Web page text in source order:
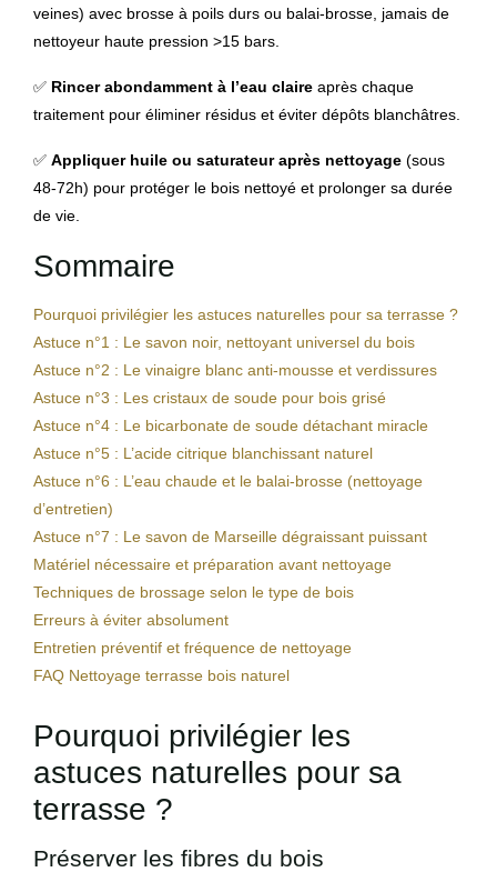
veines) avec brosse à poils durs ou balai-brosse, jamais de
nettoyeur haute pression >15 bars.
✅ Rincer abondamment à l’eau claire après chaque
traitement pour éliminer résidus et éviter dépôts blanchâtres.
✅ Appliquer huile ou saturateur après nettoyage (sous
48-72h) pour protéger le bois nettoyé et prolonger sa durée
de vie.
Sommaire
Pourquoi privilégier les astuces naturelles pour sa terrasse ?
Astuce n°1 : Le savon noir, nettoyant universel du bois
Astuce n°2 : Le vinaigre blanc anti-mousse et verdissures
Astuce n°3 : Les cristaux de soude pour bois grisé
Astuce n°4 : Le bicarbonate de soude détachant miracle
Astuce n°5 : L’acide citrique blanchissant naturel
Astuce n°6 : L’eau chaude et le balai-brosse (nettoyage
d’entretien)
Astuce n°7 : Le savon de Marseille dégraissant puissant
Matériel nécessaire et préparation avant nettoyage
Techniques de brossage selon le type de bois
Erreurs à éviter absolument
Entretien préventif et fréquence de nettoyage
FAQ Nettoyage terrasse bois naturel
Pourquoi privilégier les
astuces naturelles pour sa
terrasse ?
Préserver les fibres du bois